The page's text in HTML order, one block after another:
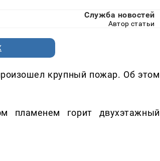
Служба новостей
Автор статьи
крупный пожар. Об этом
пламенем горит двухэтажный